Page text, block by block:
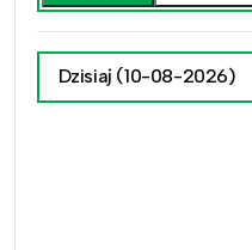
Dzisiaj (10-08-2026)